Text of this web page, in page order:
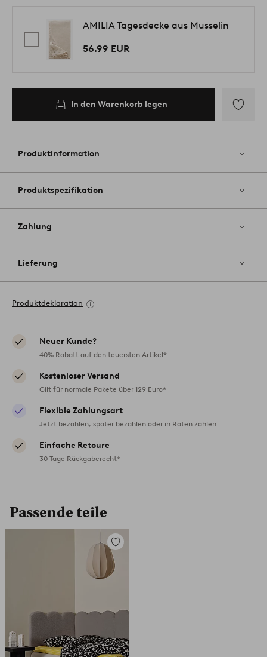
AMILIA Tagesdecke aus Musselin
56.99 EUR
In den Warenkorb legen
Favoriten
Produktinformation
Produktspezifikation
Zahlung
Lieferung
Produktdeklaration
Neuer Kunde?
40% Rabatt auf den teuersten Artikel*
Kostenloser Versand
Gilt für normale Pakete über 129 Euro*
Flexible Zahlungsart
Jetzt bezahlen, später bezahlen oder in Raten zahlen
Einfache Retoure
30 Tage Rückgaberecht*
Passende teile
Zu
Favoriten
hinzufügen